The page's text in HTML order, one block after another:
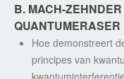
B. MACH-
QUANTUMERASER
Hoe demonstreert
principes van